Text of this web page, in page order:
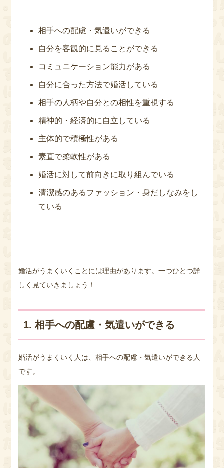
相手への配慮・気遣いができる
自分を客観的に見ることができる
コミュニケーション能力がある
自分に合った方法で婚活している
相手の人柄や自分との相性を重視する
精神的・経済的に自立している
主体的で積極性がある
素直で柔軟性がある
婚活に対して前向きに取り組んでいる
清潔感のあるファッション・身だしなみをし
ている
婚活がうまくいくことには理由があります。一つひとつ詳
しく見ていきましょう！
1. 相手への配慮・気遣いができる
婚活がうまくいく人は、相手への配慮・気遣いができる人
です。